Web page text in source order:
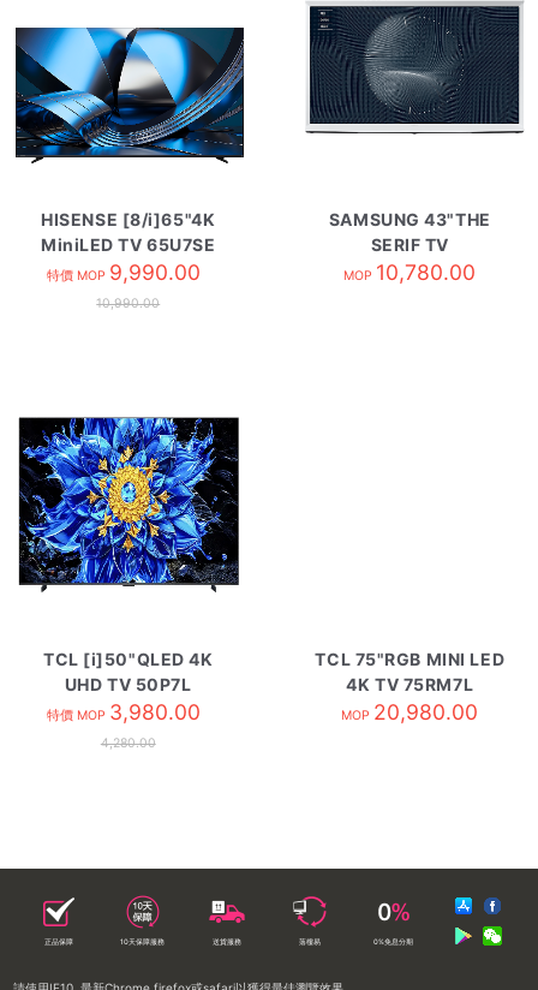
HISENSE [8/i]65"4K
MiniLED TV 65U7SE
特價 MOP 9,990.00
10,990.00
SAMSUNG 43"THE
SERIF TV
QA43LS01BAJXZK
MOP 10,780.00
TCL [i]50"QLED 4K
UHD TV 50P7L
特價 MOP 3,980.00
4,280.00
TCL 75"RGB MINI LED
4K TV 75RM7L
MOP 20,980.00
正品保障 10天保障服務 送貨服務 落樓易 0%免息分期
請使用IE10, 最新Chrome,firefox或safari以獲得最佳瀏覽效果